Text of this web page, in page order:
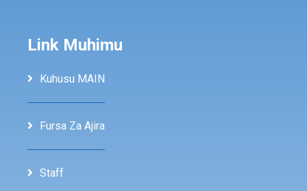
Link Muhimu
Kuhusu MAIN
Fursa Za Ajira
Staff